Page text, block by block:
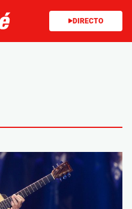
DIRECTO